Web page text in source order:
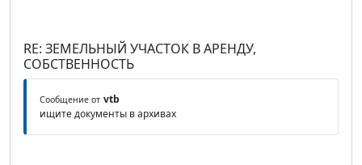
RE: ЗЕМЕЛЬНЫЙ УЧАСТОК В АРЕНДУ,
СОБСТВЕННОСТЬ
Сообщение от vtb
ищите документы в архивах